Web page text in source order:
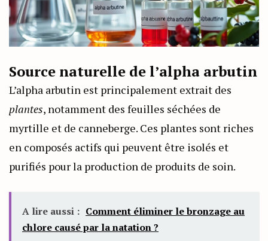
Source naturelle de l’alpha arbutin
L’alpha arbutin est principalement extrait des
plantes, notamment des feuilles séchées de
myrtille et de canneberge. Ces plantes sont riches
en composés actifs qui peuvent être isolés et
purifiés pour la production de produits de soin.
A lire aussi : Comment éliminer le bronzage au
chlore causé par la natation ?